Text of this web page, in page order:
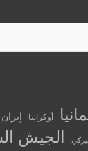
أوكرانيا إيران
الجيش